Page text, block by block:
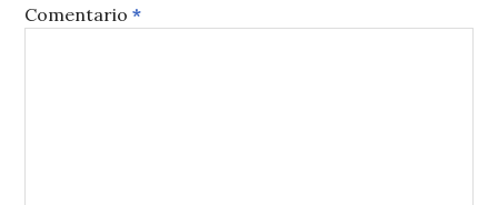
Comentario*